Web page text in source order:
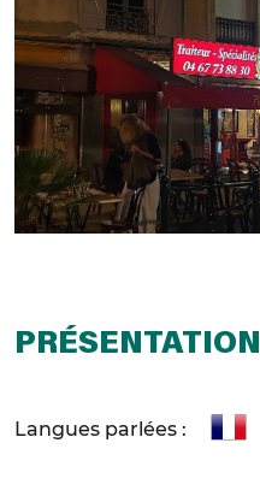
PRÉSENTATION
Langues parlées :